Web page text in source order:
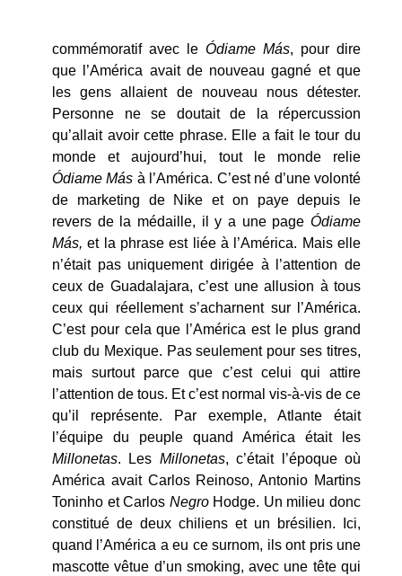
commémoratif avec le Ódiame Más, pour dire
que l’América avait de nouveau gagné et que
les gens allaient de nouveau nous détester.
Personne ne se doutait de la répercussion
qu’allait avoir cette phrase. Elle a fait le tour du
monde et aujourd’hui, tout le monde relie
Ódiame Más à l’América. C’est né d’une volonté
de marketing de Nike et on paye depuis le
revers de la médaille, il y a une page Ódiame
Más, et la phrase est liée à l’América. Mais elle
n’était pas uniquement dirigée à l’attention de
ceux de Guadalajara, c’est une allusion à tous
ceux qui réellement s’acharnent sur l’América.
C’est pour cela que l’América est le plus grand
club du Mexique. Pas seulement pour ses titres,
mais surtout parce que c’est celui qui attire
l’attention de tous. Et c’est normal vis-à-vis de ce
qu’il représente. Par exemple, Atlante était
l’équipe du peuple quand América était les
Millonetas. Les Millonetas, c’était l’époque où
América avait Carlos Reinoso, Antonio Martins
Toninho et Carlos NegroHodge. Un milieu donc
constitué de deux chiliens et un brésilien. Ici,
quand l’América a eu ce surnom, ils ont pris une
mascotte vêtue d’un smoking, avec une tête qui